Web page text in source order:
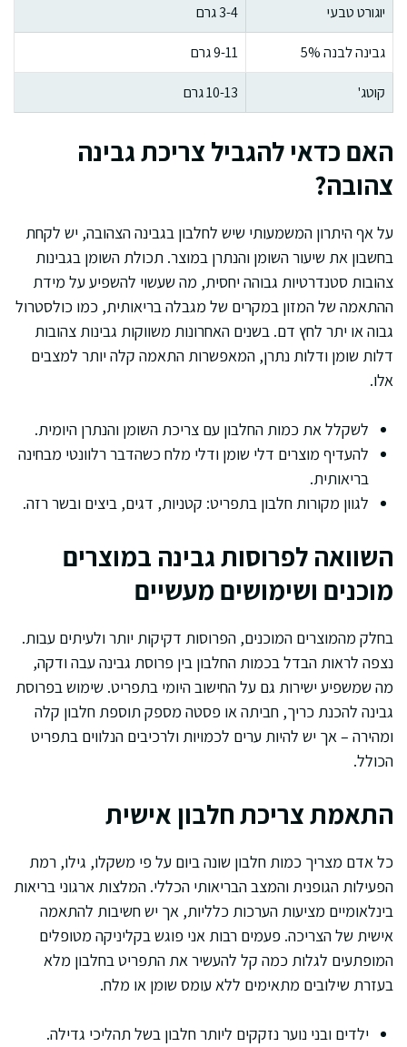
יוגורט טבעי
3-4 גרם
גבינה לבנה 5%
9-11 גרם
קוטג'
10-13 גרם
האם כדאי להגביל צריכת גבינה
צהובה?
על אף היתרון המשמעותי שיש לחלבון בגבינה הצהובה, יש לקחת
בחשבון את שיעור השומן והנתרן במוצר. תכולת השומן בגבינות
צהובות סטנדרטיות גבוהה יחסית, מה שעשוי להשפיע על מידת
ההתאמה של המזון במקרים של מגבלה בריאותית, כמו כולסטרול
גבוה או יתר לחץ דם. בשנים האחרונות משווקות גבינות צהובות
דלות שומן ודלות נתרן, המאפשרות התאמה קלה יותר למצבים
אלו.
לשקלל את כמות החלבון עם צריכת השומן והנתרן היומית.
להעדיף מוצרים דלי שומן ודלי מלח כשהדבר רלוונטי מבחינה
בריאותית.
לגוון מקורות חלבון בתפריט: קטניות, דגים, ביצים ובשר רזה.
השוואה לפרוסות גבינה במוצרים
מוכנים ושימושים מעשיים
בחלק מהמוצרים המוכנים, הפרוסות דקיקות יותר ולעיתים עבות.
נצפה לראות הבדל בכמות החלבון בין פרוסת גבינה עבה ודקה,
מה שמשפיע ישירות גם על החישוב היומי בתפריט. שימוש בפרוסת
גבינה להכנת כריך, חביתה או פסטה מספק תוספת חלבון קלה
ומהירה – אך יש להיות ערים לכמויות ולרכיבים הנלווים בתפריט
הכולל.
התאמת צריכת חלבון אישית
כל אדם מצריך כמות חלבון שונה ביום על פי משקלו, גילו, רמת
הפעילות הגופנית והמצב הבריאותי הכללי. המלצות ארגוני בריאות
בינלאומיים מציעות הערכות כלליות, אך יש חשיבות להתאמה
אישית של הצריכה. פעמים רבות אני פוגש בקליניקה מטופלים
המופתעים לגלות כמה קל להעשיר את התפריט בחלבון מלא
בעזרת שילובים מתאימים ללא עומס שומן או מלח.
ילדים ובני נוער נזקקים ליותר חלבון בשל תהליכי גדילה.